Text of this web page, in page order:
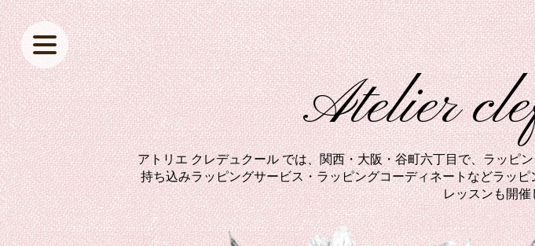
Atelier
アトリエ クレデュクール では、関西・大阪・谷町六丁目で、ラッピ
持ち込みラッピングサービス・ラッピングコーディネートなどラッ
レッスンも開